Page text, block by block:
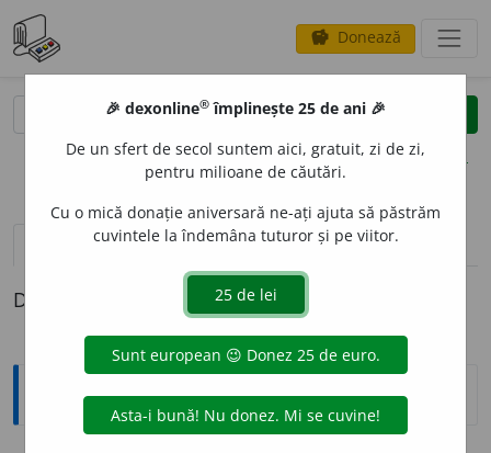
savings Donează
clear
opțiuni
definiții (1) pronunțievolume_up (2)
Definiția cu ID-ul 29497:
Explicative DEX
🎉 dexonline® împlinește 25 de ani 🎉
De un sfert de secol suntem aici, gratuit, zi de zi,
pentru milioane de căutări.
Cu o mică donație aniversară ne-ați ajuta să păstrăm
cuvintele la îndemâna tuturor și pe viitor.